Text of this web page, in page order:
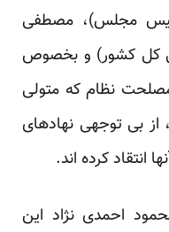
مجلس)، مصطفی
کل کشور) و بخصوص
نظام که متولی
بی توجهی نهادهای
انتقاد کرده اند.
احمدی نژاد این